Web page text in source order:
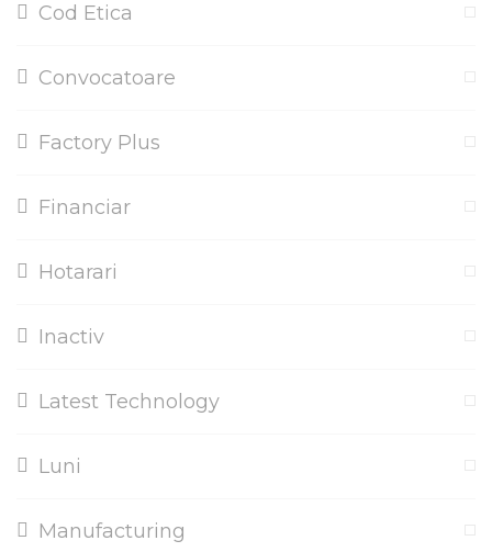
Cod Etica
Convocatoare
Factory Plus
Financiar
Hotarari
Inactiv
Latest Technology
Luni
Manufacturing